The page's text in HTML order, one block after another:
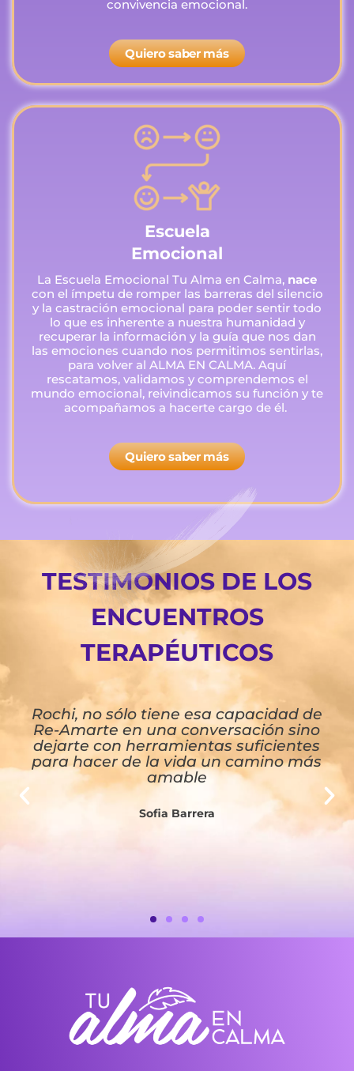
convivencia emocional.
Quiero saber más
Escuela
Emocional
La Escuela Emocional Tu Alma en Calma, nace
con el ímpetu de romper las barreras del silencio
y la castración emocional para poder sentir todo
lo que es inherente a nuestra humanidad y
recuperar la información y la guía que nos dan
las emociones cuando nos permitimos sentirlas,
para volver al ALMA EN CALMA. Aquí
rescatamos, validamos y comprendemos el
mundo emocional, reivindicamos su función y te
acompañamos a hacerte cargo de él.
Quiero saber más
TESTIMONIOS DE LOS
ENCUENTROS
TERAPÉUTICOS
Rochi, no sólo tiene esa capacidad de
Re-Amarte en una conversación sino
dejarte con herramientas suficientes
para hacer de la vida un camino más
amable
Sofia Barrera